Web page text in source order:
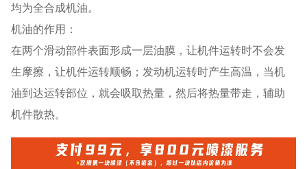
均为全合成机油。
机油的作用：
在两个滑动部件表面形成一层油膜，让机件运转时不会发
生摩擦，让机件运转顺畅；发动机运转时产生高温，当机
油到达运转部位，就会吸取热量，然后将热量带走，辅助
机件散热。